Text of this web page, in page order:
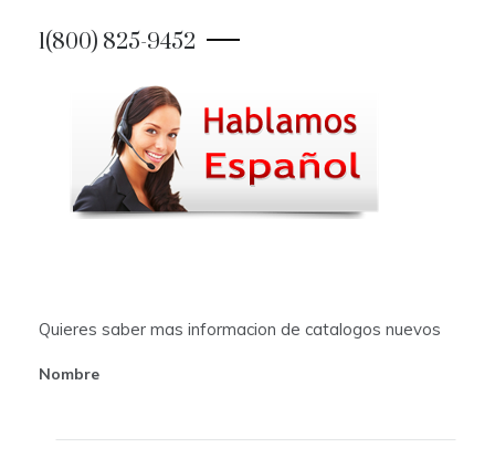
1(800) 825-9452
Quieres saber mas informacion de catalogos nuevos
Nombre